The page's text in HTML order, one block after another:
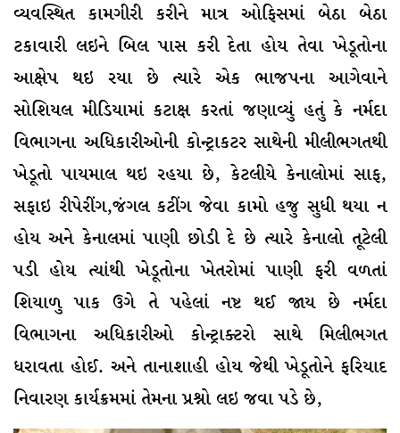
વ્યવસ્થિત કામગીરી કરીને માત્ર ઓફિસમાં બેઠા બેઠા
ટકાવારી લઇને બિલ પાસ કરી દેતા હોય તેવા ખેડૂતોના
આક્ષેપ થઇ રયા છે ત્યારે એક ભાજપના આગેવાને
સોશિયલ મીડિયામાં કટાક્ષ કરતાં જણાવ્યું હતું કે નર્મદા
વિભાગના અધિકારીઓની કોન્ટ્રાકટર સાથેની મીલીભગતથી
ખેડૂતો પાયમાલ થઇ રહયા છે, કેટલીયે કેનાલોમાં સાફ,
સફાઇ રીપેરીંગ,જંગલ કટીંગ જેવા કામો હજુ સુધી થયા ન
હોય અને કેનાલમાં પાણી છોડી દે છે ત્યારે કેનાલો તૂટેલી
પડી હોય ત્યાંથી ખેડૂતોના ખેતરોમાં પાણી ફરી વળતાં
શિયાળુ પાક ઉગે તે પહેલાં નષ્ટ થઈ જાય છે નર્મદા
વિભાગના અધિકારીઓ કોન્ટ્રાક્ટરો સાથે મિલીભગત
ધરાવતા હોઈ. અને તાનાશાહી હોય જેથી ખેડૂતોને ફરિયાદ
નિવારણ કાર્યક્રમમાં તેમના પ્રશ્નો લઇ જવા પડે છે,